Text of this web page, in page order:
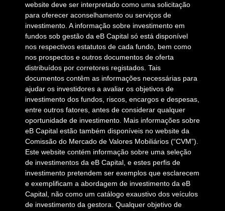
website deve ser interpretado como uma solicitação
para oferecer aconselhamento ou serviços de
investimento. A informação sobre investimento em
fundos sob gestão da eB Capital só está disponível
nos respectivos estatutos de cada fundo, bem como
nos prospectos e outros documentos de oferta
distribuídos por corretores registados. Tais
documentos contêm as informações necessárias para
ajudar os investidores a avaliar os objetivos de
investimento dos fundos, riscos, encargos e despesas,
entre outros fatores, antes de considerar qualquer
oportunidade de investimento. Mais informações sobre
eB Capital estão também disponíveis no website da
Comissão do Mercado de Valores Mobiliários (“CVM”).
Este website contém informação sobre uma seleção
de investimentos da eB Capital, e estes perfis de
investimento pretendem ser exemplos que esclarecem
e exemplificam a abordagem de investimento da eB
Capital, não como um catálogo exaustivo dos veículos
de investimento da gestora. Qualquer objetivo de